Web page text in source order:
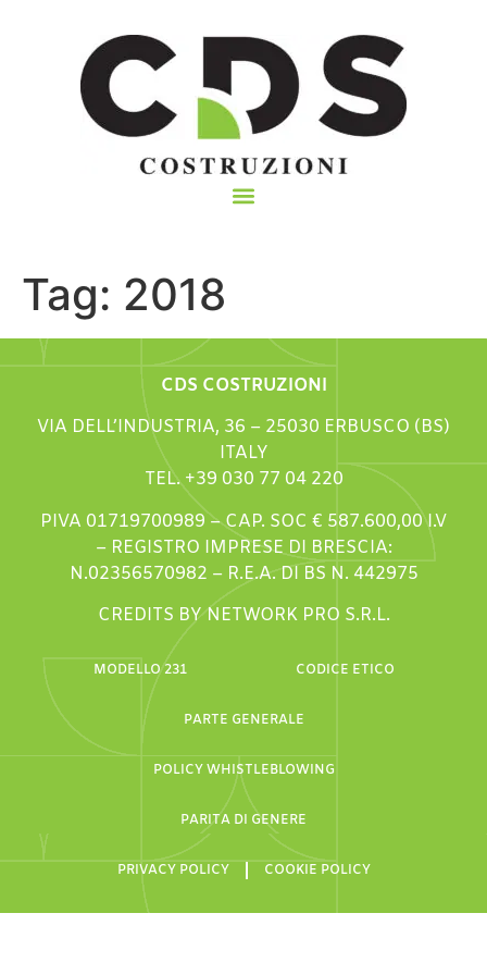
Tag: 2018
CDS COSTRUZIONI
VIA DELL’INDUSTRIA, 36 – 25030 ERBUSCO (BS)
ITALY
TEL. +39 030 77 04 220
PIVA 01719700989 – CAP. SOC € 587.600,00 I.V
– REGISTRO IMPRESE DI BRESCIA:
N.02356570982 – R.E.A. DI BS N. 442975
CREDITS BY NETWORK PRO S.R.L.
MODELLO 231 CODICE ETICO
PARTE GENERALE
POLICY WHISTLEBLOWING
PARITA DI GENERE
PRIVACY POLICY COOKIE POLICY